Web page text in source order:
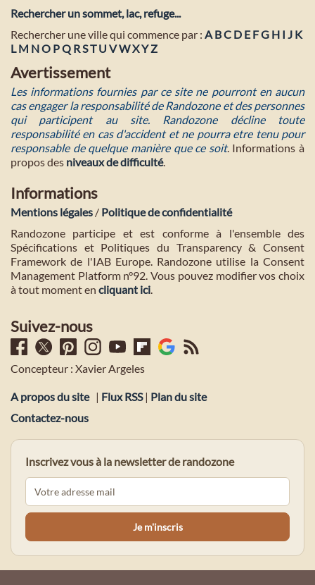
Rechercher un sommet, lac, refuge...
Rechercher une ville qui commence par : A BC D E FG H I J K
L M NO PQ RST U VWXYZ
Avertissement
Les informations fournies par ce site ne pourront en aucun
cas engager la responsabilité de Randozone et des personnes
qui participent au site. Randozone décline toute
responsabilité en cas d'accident et ne pourra etre tenu pour
responsable de quelque manière que ce soit. Informations à
propos des niveaux de difficulté.
Informations
Mentions légales / Politique de confidentialité
Randozone participe et est conforme à l'ensemble des
Spécifications et Politiques du Transparency & Consent
Framework de l'IAB Europe. Randozone utilise la Consent
Management Platform n°92. Vous pouvez modifier vos choix
à tout moment en cliquant ici.
Suivez-nous
Concepteur : Xavier Argeles
A propos du site | Flux RSS| Plan du site
Contactez-nous
Inscrivez vous à la newsletter de randozone